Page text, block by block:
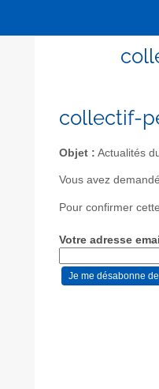
collectif-
Objet : Actualités
Vous avez
Pour confirmer
Votre adresse